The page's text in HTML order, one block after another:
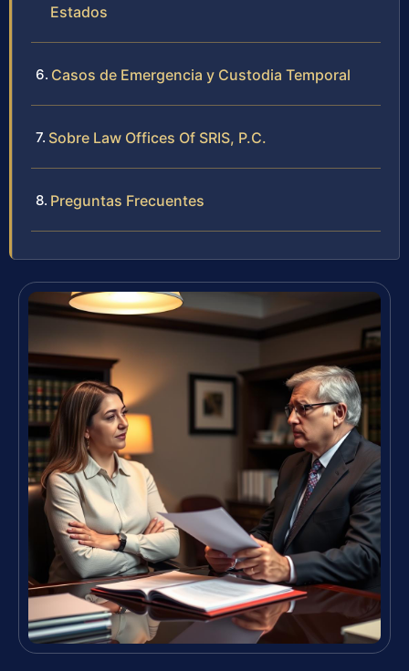
Estados
Casos de Emergencia y Custodia Temporal
Sobre Law Offices Of SRIS, P.C.
Preguntas Frecuentes